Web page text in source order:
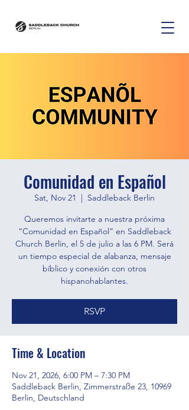
Comunidad en Español
Sat, Nov 21
  |
Saddleback Berlin
Queremos invitarte a nuestra próxima
“Comunidad en Español” en Saddleback
Church Berlin, el 5 de julio a las 6 PM. Será
un tiempo especial de alabanza, mensaje
bíblico y conexión con otros
hispanohablantes.
RSVP
Time & Location
Nov 21, 2026, 6:00 PM – 7:30 PM
Saddleback Berlin, Zimmerstraße 23, 10969
Berlin, Deutschland